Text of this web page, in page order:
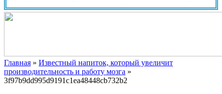
Главная » Известный напиток, который увеличит
производительность и работу мозга »
3f97b9dd995d9191c1ea48448cb732b2